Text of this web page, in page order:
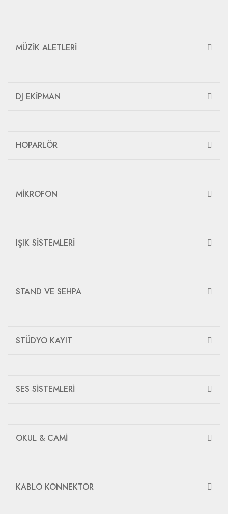
MÜZİK ALETLERİ
DJ EKİPMAN
HOPARLÖR
MİKROFON
IŞIK SİSTEMLERİ
STAND VE SEHPA
STÜDYO KAYIT
SES SİSTEMLERİ
OKUL & CAMİ
KABLO KONNEKTOR